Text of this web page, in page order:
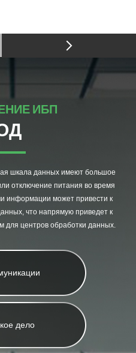
ИБП
шкала данных имеют большое
отключение питания во время
информации может привести к
что напрямую приведет к
для центров обработки данных.
дело